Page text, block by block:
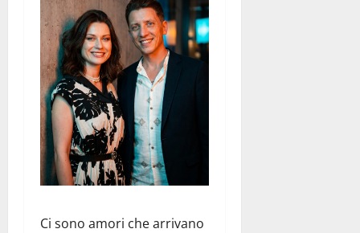
Ci sono amori che arrivano